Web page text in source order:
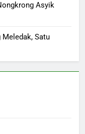
Asyik
Meledak, Satu